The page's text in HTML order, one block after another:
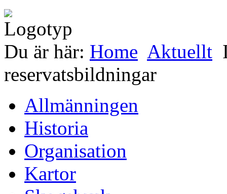
Du är här: Home Aktuellt
reservatsbildningar
Allmänningen
Historia
Organisation
Kartor